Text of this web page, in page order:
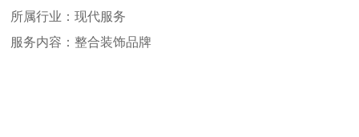
所属行业：现代服务
服务内容：整合装饰品牌